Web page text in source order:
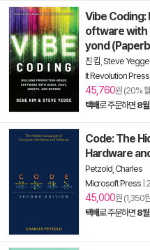
Vibe Coding:
oftware with
yond
진 킴 Steve Yegge
It Revolution Press
45,760원 (20%
택배로 주문하면 8
Code: The
Hardware
Petzold, Charles
Microsoft Press
45,000원 (1,350
택배로 주문하면 8